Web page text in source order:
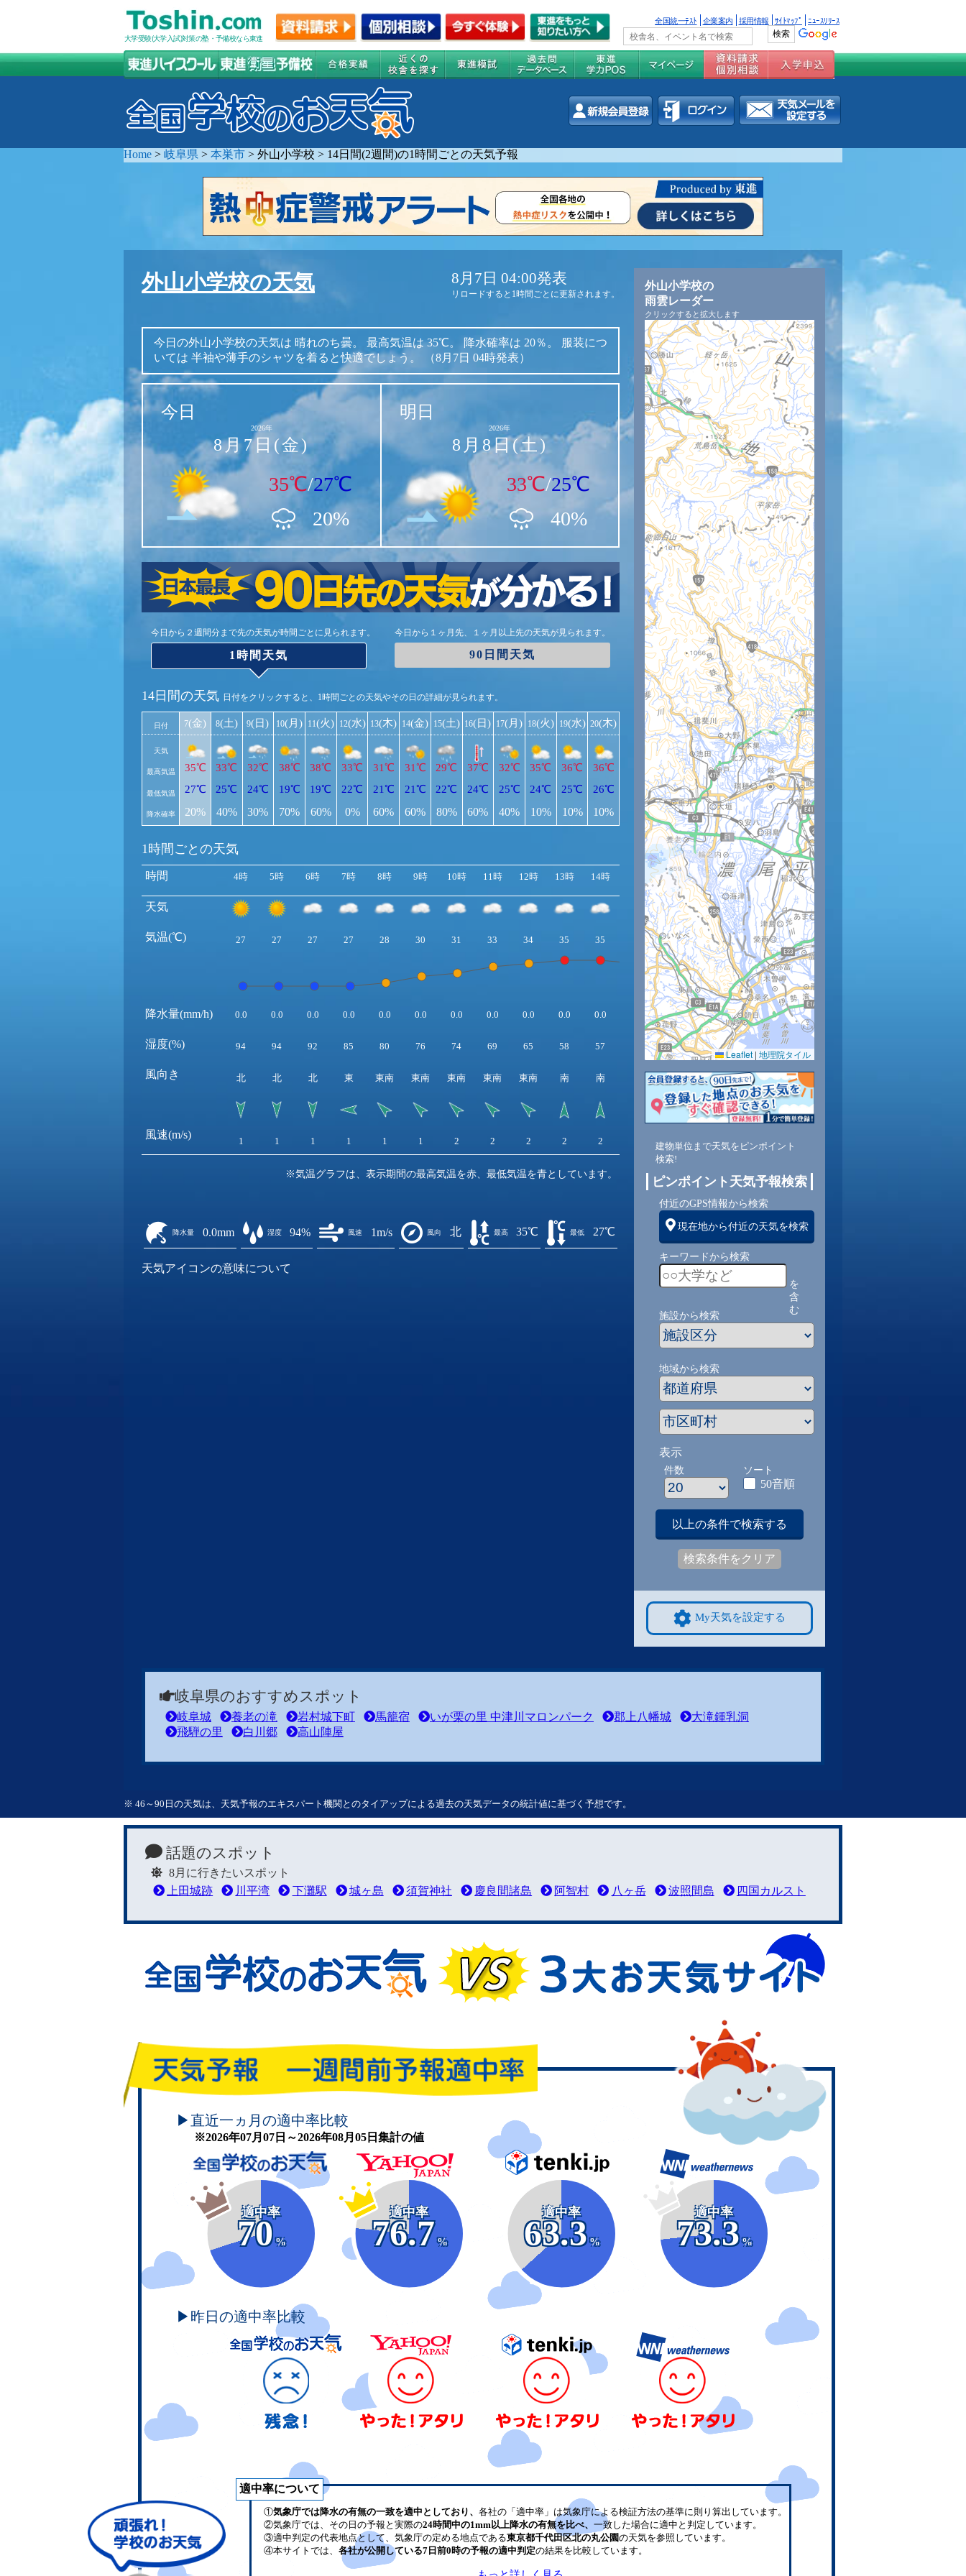
大学受験(大学入試)対策の塾・予備校なら東進
全国統一ﾃｽﾄ 企業案内 採用情報 ｻｲﾄﾏｯﾌﾟ ﾆｭｰｽﾘﾘｰｽ
Home > 岐阜県 > 本巣市 > 外山小学校 > 14日間(2週間)の1時間ごとの天気予報
外山小学校の天気 8月7日 04:00発表
リロードすると1時間ごとに更新されます。
今日の外山小学校の天気は 晴れのち曇。 最高気温は 35℃。 降水確率は 20％。
服装につ
いては 半袖や薄手のシャツを着ると快適でしょう。 （8月7日 04時発表）
今日
2026年
8月7日(金)
35℃/27℃
20%
明日
2026年
8月8日(土)
33℃/25℃
40%
今日から２週間分まで先の天気が時間ごとに見られます。
1時間天気
今日から１ヶ月先、１ヶ月以上先の天気が見られます。
90日間天気
14日間の天気 日付をクリックすると、1時間ごとの天気やその日の詳細が見られます。
日付
天気
最高気温
最低気温
降水確率
7(金)
35℃
27℃
20%
8(土)
33℃
25℃
40%
9(日)
32℃
24℃
30%
10(月)
38℃
19℃
70%
11(火)
38℃
19℃
60%
12(水)
33℃
22℃
0%
13(木)
31℃
21℃
60%
14(金)
31℃
21℃
60%
15(土)
29℃
22℃
80%
16(日)
37℃
24℃
60%
17(月)
32℃
25℃
40%
18(火)
35℃
24℃
10%
19(水)
36℃
25℃
10%
20(木)
36℃
26℃
10%
1時間ごとの天気
時間
天気
気温(℃)
降水量(mm/h)
湿度(%)
風向き
風速(m/s)
4時 5時 6時 7時 8時 9時 10時 11時 12時 13時 14時 15時 16時 17時 18時 19時 20時
27 27 27 27 28 30 31 33 34 35 35 33 32 31 30 29
0.0 0.0 0.0 0.0 0.0 0.0 0.0 0.0 0.0 0.0 0.0 0.0 0.0 0.0 0.0
94 94 92 85 80 76 74 69 65 58 57 67 72 73 79
北 北 北 東 東南 東南 東南 東南 東南 南 南 南 南 南 南
1 1 1 1 1 1 2 2 2 2 2 2 2 2 1
※気温グラフは、表示期間の最高気温を赤、最低気温を青としています。
降水量 0.0mm 湿度 94% 風速 1m/s 風向 北 最高 35℃ 最低 27℃
天気アイコンの意味について
外山小学校の
雨雲レーダー
クリックすると拡大します
Leaflet | 地理院タイル
建物単位まで天気をピンポイント
検索!
ピンポイント天気予報検索
付近のGPS情報から検索
現在地から付近の天気を検索
キーワードから検索
を
含
む
施設から検索
地域から検索
表示
件数 ソート
50音順
以上の条件で検索する
検索条件をクリア
My天気を設定する
岐阜県のおすすめスポット
岐阜城 養老の滝 岩村城下町 馬籠宿 いが栗の里 中津川マロンパーク 郡上八幡城
大滝鍾乳洞
飛騨の里
白川郷 高山陣屋
※ 46～90日の天気は、天気予報のエキスパート機関とのタイアップによる過去の天気データの統計値に基づく予想です。
話題のスポット
8月に行きたいスポット
上田城跡
川平湾 下灘駅 城ヶ島 須賀神社 慶良間諸島 阿智村 八ヶ岳 波照間島 四国カルスト
頑張れ！学校のお天気
▶直近一ヵ月の適中率比較
※2026年07月07日～2026年08月05日集計の値
適中率
70
%
適中率
76.7
%
適中率
63.3
%
適中率
73.3
%
▶昨日の適中率比較
適中率について
①気象庁では降水の有無の一致を適中としており、 各社の「適中率」は気象庁による検証方法の基準に則り算出しています。
②気象庁では、その日の予報と実際の24時間中の1mm以上降水の有無を比べ、 一致した場合に適中と判定しています。
③適中判定の代表地点として、気象庁の定める地点である東京都千代田区北の丸公園の天気を参照しています。
④本サイトでは、 各社が公開している7日前0時の予報の適中判定の結果を比較しています。